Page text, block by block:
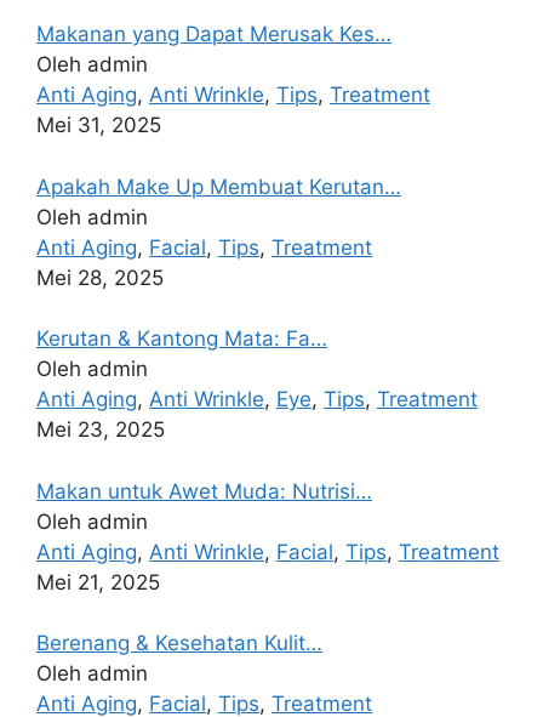
Makanan yang Dapat Merusak Kes…
Oleh admin
Anti Aging, Anti Wrinkle, Tips, Treatment
Mei 31, 2025
Apakah Make Up Membuat Kerutan…
Oleh admin
Anti Aging, Facial, Tips, Treatment
Mei 28, 2025
Kerutan & Kantong Mata: Fa…
Oleh admin
Anti Aging, Anti Wrinkle, Eye, Tips, Treatment
Mei 23, 2025
Makan untuk Awet Muda: Nutrisi…
Oleh admin
Anti Aging, Anti Wrinkle, Facial, Tips, Treatment
Mei 21, 2025
Berenang & Kesehatan Kulit…
Oleh admin
Anti Aging, Facial, Tips, Treatment